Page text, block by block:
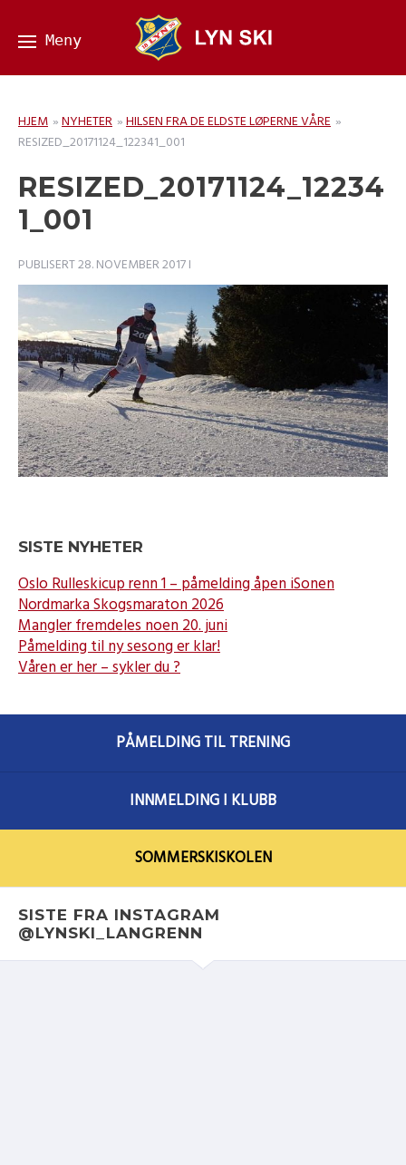
HJEM »NYHETER »HILSEN FRA DE ELDSTE LØPERNE VÅRE »
RESIZED_20171124_122341_001
RESIZED_20171124_12234
1_001
PUBLISERT28. NOVEMBER 2017I
SISTE NYHETER
Oslo Rulleskicup renn 1 – påmelding åpen iSonen
Nordmarka Skogsmaraton 2026
Mangler fremdeles noen 20. juni
Påmelding til ny sesong er klar!
Våren er her – sykler du ?
PÅMELDING TIL TRENING
INNMELDING I KLUBB
SOMMERSKISKOLEN
SISTE FRA INSTAGRAM
@LYNSKI_LANGRENN